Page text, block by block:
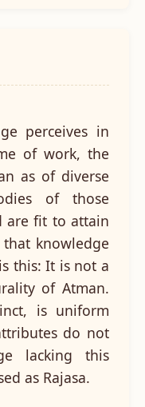
perceives in
of work, the
as of diverse
of those
are fit to attain
knowledge
this: It is not a
of Atman.
is uniform
do not
lacking this
as Rajasa.